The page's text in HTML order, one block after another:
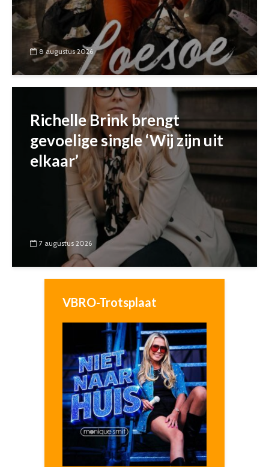
8 augustus 2026
Richelle Brink brengt
gevoelige single ‘Wij zijn uit
elkaar’
7 augustus 2026
VBRO-Trotsplaat